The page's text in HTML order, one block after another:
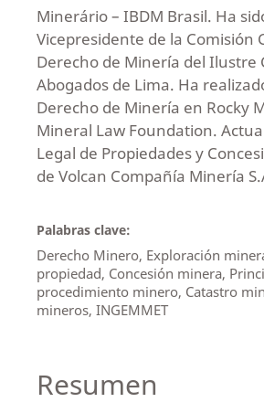
Minerário – IBDM Brasil. Ha
Vicepresidente de la Comisión
Derecho de Minería del Ilustre
Abogados de Lima. Ha
Derecho de Minería en Rocky
Mineral Law Foundation.
Legal de Propiedades y
de Volcan Compañía Minería
Palabras clave:
Derecho Minero, Exploración
propiedad, Concesión minera,
procedimiento minero, Catastro
mineros, INGEMMET
Resumen